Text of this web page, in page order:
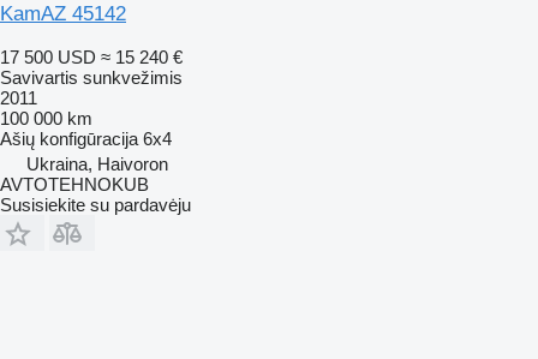
KamAZ 45142
17 500 USD ≈ 15 240 €
Savivartis sunkvežimis
2011
100 000 km
Ašių konfigūracija 6x4
Ukraina, Haivoron
AVTOTEHNOKUB
Susisiekite su pardavėju